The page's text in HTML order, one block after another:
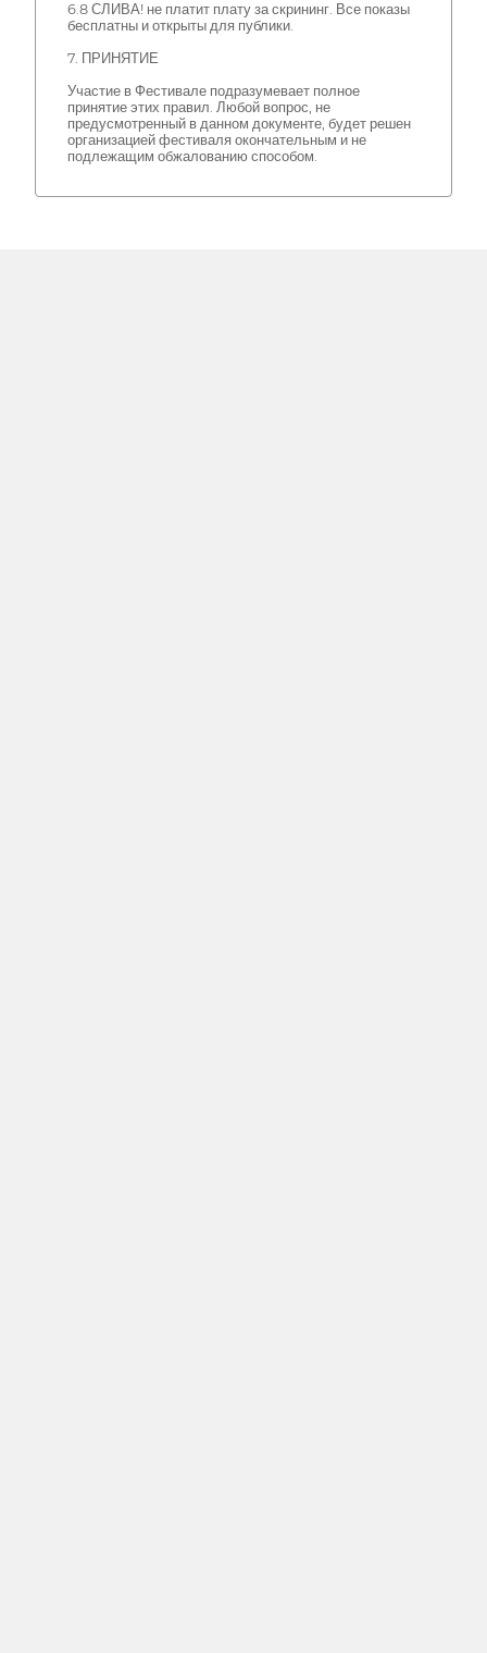
6.8 СЛИВА! не платит плату за скрининг. Все показы
бесплатны и открыты для публики.
7. ПРИНЯТИЕ
Участие в Фестивале подразумевает полное
принятие этих правил. Любой вопрос, не
предусмотренный в данном документе, будет решен
организацией фестиваля окончательным и не
подлежащим обжалованию способом.